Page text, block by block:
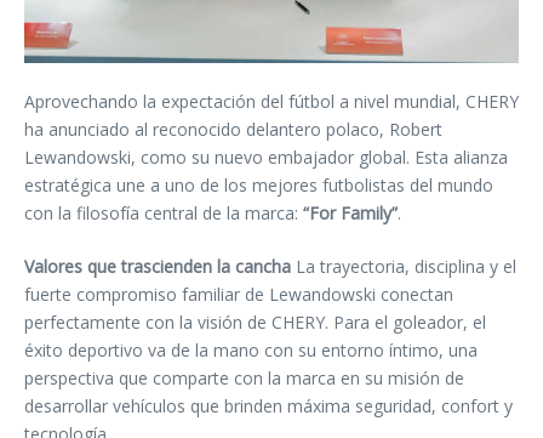
Aprovechando la expectación del fútbol a nivel mundial, CHERY
ha anunciado al reconocido delantero polaco, Robert
Lewandowski, como su nuevo embajador global. Esta alianza
estratégica une a uno de los mejores futbolistas del mundo
con la filosofía central de la marca: “For Family”.
Valores que trascienden la cancha La trayectoria, disciplina y el
fuerte compromiso familiar de Lewandowski conectan
perfectamente con la visión de CHERY. Para el goleador, el
éxito deportivo va de la mano con su entorno íntimo, una
perspectiva que comparte con la marca en su misión de
desarrollar vehículos que brinden máxima seguridad, confort y